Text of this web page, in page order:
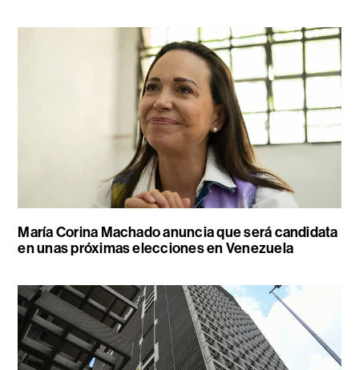
María Corina Machado anuncia que será candidata
en unas próximas elecciones en Venezuela